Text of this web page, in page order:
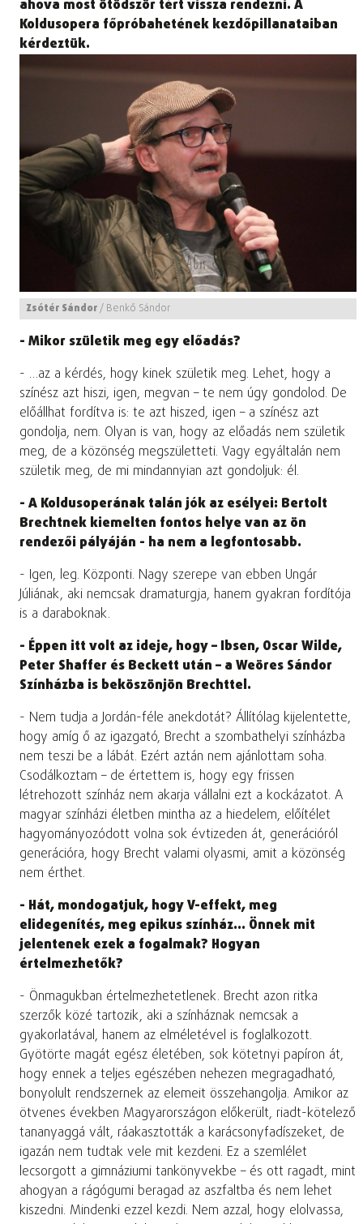
ahova most ötödször tért vissza rendezni. A
Koldusopera főpróbahetének kezdőpillanataiban
kérdeztük.
Zsótér Sándor/ Benkő Sándor
- Mikor születik meg egy előadás?
- …az a kérdés, hogy kinek születik meg. Lehet, hogy a
színész azt hiszi, igen, megvan – te nem úgy gondolod. De
előállhat fordítva is: te azt hiszed, igen – a színész azt
gondolja, nem. Olyan is van, hogy az előadás nem születik
meg, de a közönség megszületteti. Vagy egyáltalán nem
születik meg, de mi mindannyian azt gondoljuk: él.
- A Koldusoperának talán jók az esélyei: Bertolt
Brechtnek kiemelten fontos helye van az ön
rendezői pályáján - ha nem a legfontosabb.
- Igen, leg. Központi. Nagy szerepe van ebben Ungár
Júliának, aki nemcsak dramaturgja, hanem gyakran fordítója
is a daraboknak.
- Éppen itt volt az ideje, hogy – Ibsen, Oscar Wilde,
Peter Shaffer és Beckett után – a Weöres Sándor
Színházba is beköszönjön Brechttel.
- Nem tudja a Jordán-féle anekdotát? Állítólag kijelentette,
hogy amíg ő az igazgató, Brecht a szombathelyi színházba
nem teszi be a lábát. Ezért aztán nem ajánlottam soha.
Csodálkoztam – de értettem is, hogy egy frissen
létrehozott színház nem akarja vállalni ezt a kockázatot. A
magyar színházi életben mintha az a hiedelem, előítélet
hagyományozódott volna sok évtizeden át, generációról
generációra, hogy Brecht valami olyasmi, amit a közönség
nem érthet.
- Hát, mondogatjuk, hogy V-effekt, meg
elidegenítés, meg epikus színház… Önnek mit
jelentenek ezek a fogalmak? Hogyan
értelmezhetők?
- Önmagukban értelmezhetetlenek. Brecht azon ritka
szerzők közé tartozik, aki a színháznak nemcsak a
gyakorlatával, hanem az elméletével is foglalkozott.
Gyötörte magát egész életében, sok kötetnyi papíron át,
hogy ennek a teljes egészében nehezen megragadható,
bonyolult rendszernek az elemeit összehangolja. Amikor az
ötvenes években Magyarországon előkerült, riadt-kötelező
tananyaggá vált, ráakasztották a karácsonyfadíszeket, de
igazán nem tudtak vele mit kezdeni. Ez a szemlélet
lecsorgott a gimnáziumi tankönyvekbe – és ott ragadt, mint
ahogyan a rágógumi beragad az aszfaltba és nem lehet
kiszedni. Mindenki ezzel kezdi. Nem azzal, hogy elolvassa,